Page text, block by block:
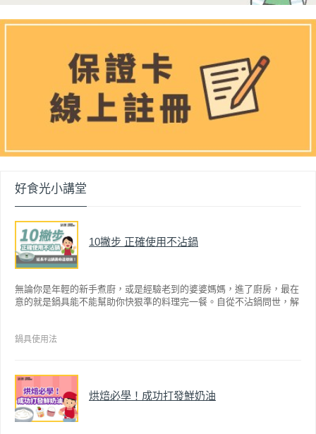
好食光小講堂
10撇步 正確使用不沾鍋
無論你是年輕的新手煮廚，或是經驗老到的婆婆媽媽，進了廚房，最在
意的就是鍋具能不能幫助你快狠準的料理完一餐。自從不沾鍋問世，解
因此金鑽不沾系列的鍋具，更年年穩居銷售排行榜的前幾名。然而如何
鍋具使用法
烘焙必學！成功打發鮮奶油